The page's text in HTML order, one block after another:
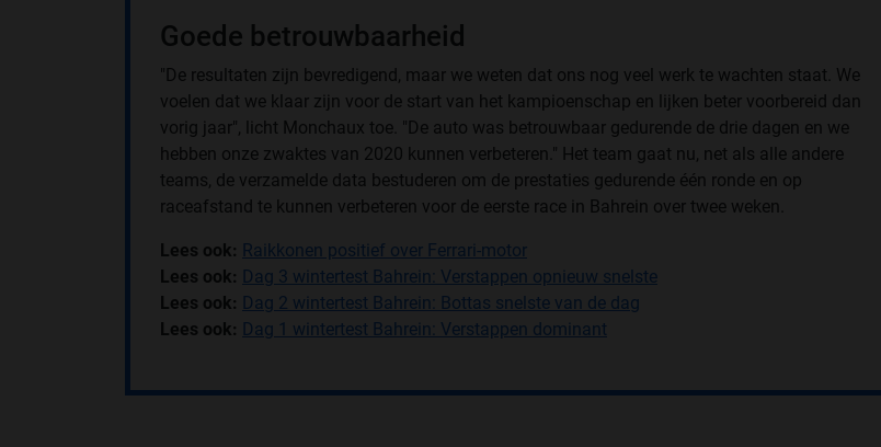
Goede betrouwbaarheid
"De resultaten zijn bevredigend, maar we weten dat ons nog veel werk te wachten staat. We
voelen dat we klaar zijn voor de start van het kampioenschap en lijken beter voorbereid dan
vorig jaar", licht Monchaux toe. "De auto was betrouwbaar gedurende de drie dagen en we
hebben onze zwaktes van 2020 kunnen verbeteren." Het team gaat nu, net als alle andere
teams, de verzamelde data bestuderen om de prestaties gedurende één ronde en op
raceafstand te kunnen verbeteren voor de eerste race in Bahrein over twee weken.
Lees ook: Raikkonen positief over Ferrari-motor
Lees ook: Dag 3 wintertest Bahrein: Verstappen opnieuw snelste
Lees ook: Dag 2 wintertest Bahrein: Bottas snelste van de dag
Lees ook: Dag 1 wintertest Bahrein: Verstappen dominant